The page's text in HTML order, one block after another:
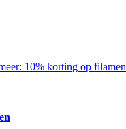
​​10% korting op